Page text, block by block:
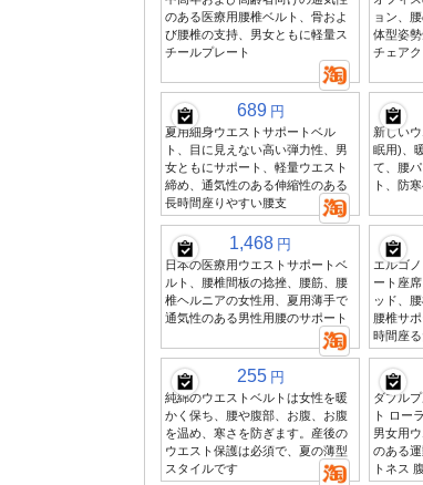
のある医療用腰椎ベルト、骨およ
び腰椎の支持、男女ともに軽量ス
チールプレート
ョン、
体型姿
チェア
689 円
夏用細身ウエストサポートベル
ト、目に見えない高い弾力性、男
女ともにサポート、軽量ウエスト
締め、通気性のある伸縮性のある
長時間座りやすい腰支
新しい
眠用)、
て、腰
ト、防
1,468 円
日本の医療用ウエストサポートベ
ルト、腰椎間板の捻挫、腰筋、腰
椎ヘルニアの女性用、夏用薄手で
通気性のある男性用腰のサポート
エルゴ
ート座
ッド、
腰椎サ
時間座
255 円
純綿のウエストベルトは女性を暖
かく保ち、腰や腹部、お腹、お腹
を温め、寒さを防ぎます。産後の
ウエスト保護は必須で、夏の薄型
スタイルです
ダブル
ト ロー
男女用
のある
トネス